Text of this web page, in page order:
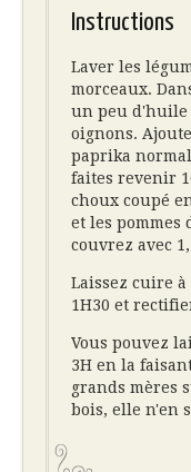
Instructions
Laver les
morceaux.
un peu d'huile
oignons.
paprika
faites revenir
choux coupé
et les pommes
couvrez avec
Laissez cuire
1H30 et
Vous pouvez
3H en la
grands mères
bois, elle n'en